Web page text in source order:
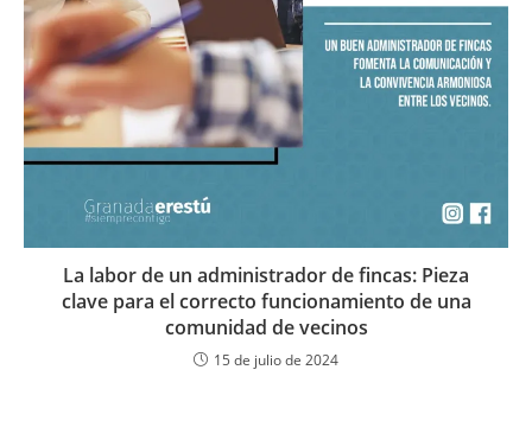
La labor de un administrador de fincas: Pieza
clave para el correcto funcionamiento de una
comunidad de vecinos
15 de julio de 2024